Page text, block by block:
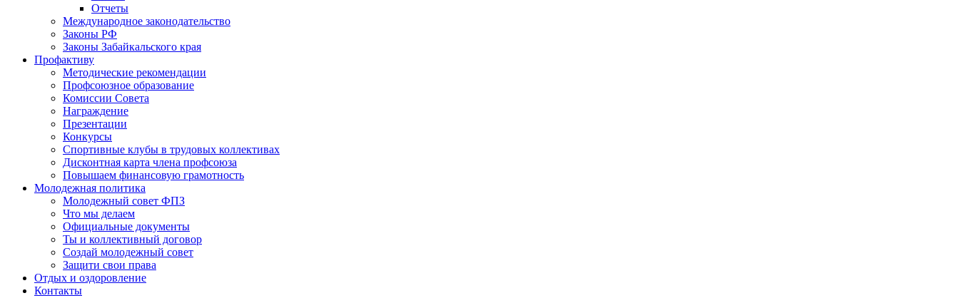
Отчеты
Международное законодательство
Законы РФ
Законы Забайкальского края
Профактиву
Методические рекомендации
Профсоюзное образование
Комиссии Совета
Награждение
Презентации
Конкурсы
Спортивные клубы в трудовых коллективах
Дисконтная карта члена профсоюза
Повышаем финансовую грамотность
Молодежная политика
Молодежный совет ФПЗ
Что мы делаем
Официальные документы
Ты и коллективный договор
Создай молодежный совет
Защити свои права
Отдых и оздоровление
Контакты